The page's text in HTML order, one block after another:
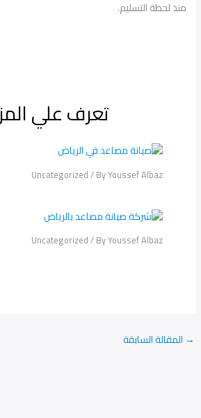
منذ لحظة التسليم.
تعرف علي
Uncategorized/ ByYoussef Albaz
Uncategorized/ ByYoussef Albaz
→ المقالة السابقة